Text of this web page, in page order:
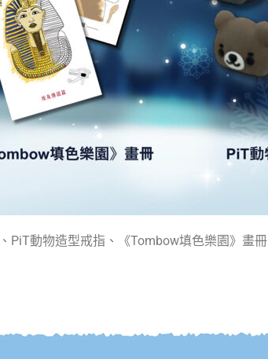
PiT動物造型戒指、《Tombow填色樂園》畫冊